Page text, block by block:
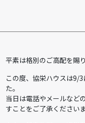
平素は格別のご高配を賜
この度、協栄ハウスは9/
た。
当日は電話やメールなど
すことをご了承くださいま